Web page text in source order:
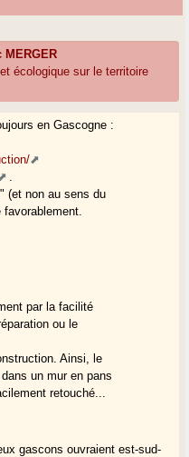
MERGER
écologique sur le territoire
en Gascogne :
(et non au sens du
par la facilité
ou le
Ainsi, le
un mur en pans
retouché...
gascons ouvraient est-sud-